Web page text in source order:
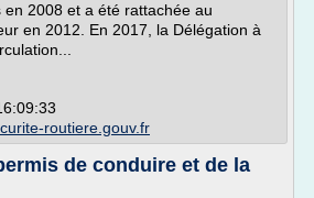
2008 et a été rattachée au
en 2012. En 2017, la Délégation à
routiere.gouv.fr
de conduire et de la